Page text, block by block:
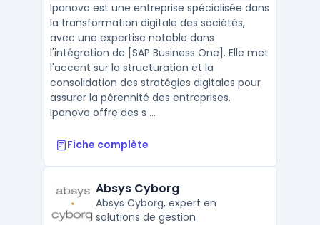
Ipanova est une entreprise spécialisée dans
la transformation digitale des sociétés,
avec une expertise notable dans
l'intégration de [SAP Business One]. Elle met
l'accent sur la structuration et la
consolidation des stratégies digitales pour
assurer la pérennité des entreprises.
Ipanova offre des s ...
Fiche complète
Absys Cyborg
Absys Cyborg, expert en
solutions de gestion